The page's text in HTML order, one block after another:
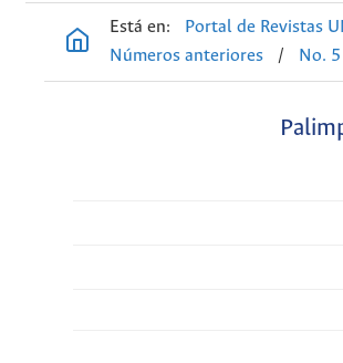
Está en: Portal de Revistas
Números anteriores
/ No. 5